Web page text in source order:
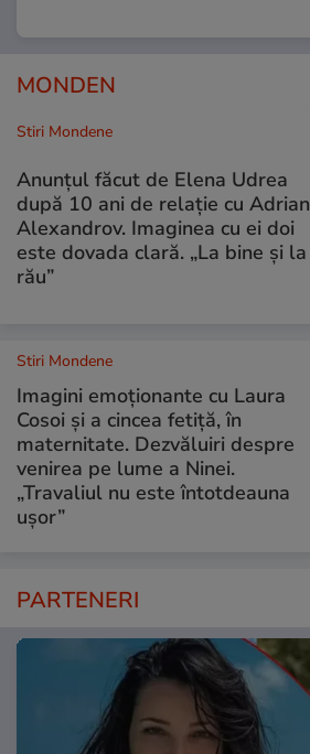
MONDEN
Stiri Mondene
Anunțul făcut de Elena Udrea
după 10 ani de relație cu Adrian
Alexandrov. Imaginea cu ei doi
este dovada clară. „La bine și la
rău”
Stiri Mondene
Imagini emoționante cu Laura
Cosoi și a cincea fetiță, în
maternitate. Dezvăluiri despre
venirea pe lume a Ninei.
„Travaliul nu este întotdeauna
ușor”
PARTENERI